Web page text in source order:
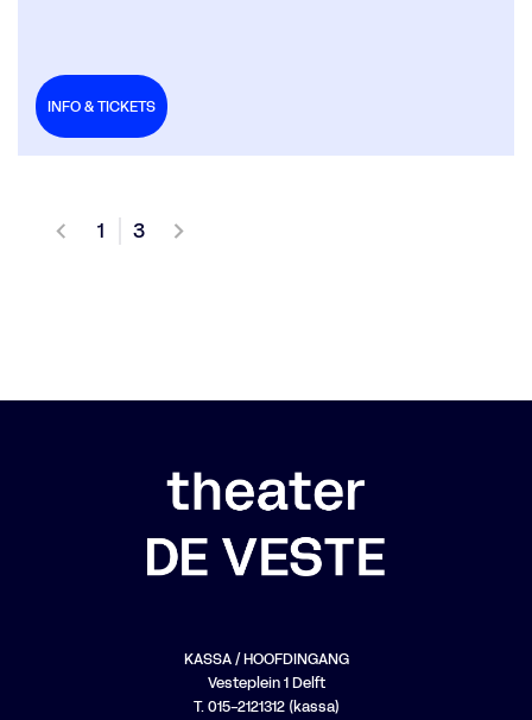
INFO & TICKETS
1 3
KASSA / HOOFDINGANG
Vesteplein 1 Delft
T. 015-2121312 (kassa)